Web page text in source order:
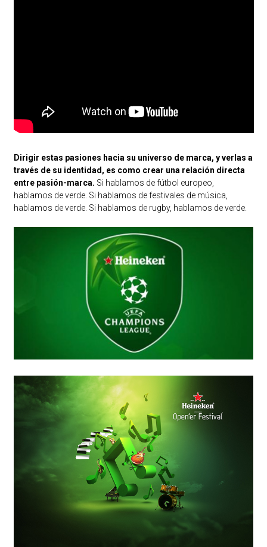
Dirigir estas pasiones hacia su universo de marca, y verlas a
través de su identidad, es como crear una relación directa
entre pasión-marca. Si hablamos de fútbol europeo,
hablamos de verde. Si hablamos de festivales de música,
hablamos de verde. Si hablamos de rugby, hablamos de verde.